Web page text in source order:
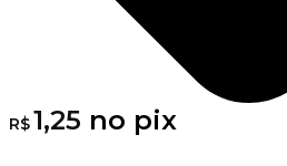
R$1,25 no pix